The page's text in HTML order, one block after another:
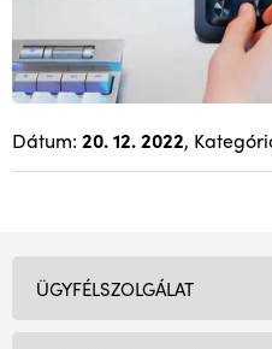
Dátum: 20. 12. 2022,
ÜGYFÉLSZOLGÁLAT